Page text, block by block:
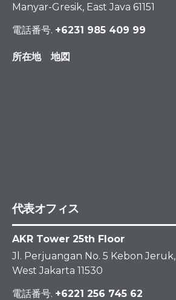
Manyar-Gresik, East Java 61151
電話番号. +6231 985 409 99
所在地 地図
代表オフィス
AKR Tower 25th Floor
Jl. Perjuangan No. 5 Kebon Jeruk,
West Jakarta 11530
電話番号. +6221 256 745 62